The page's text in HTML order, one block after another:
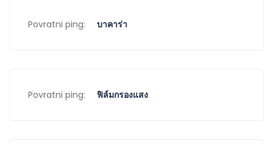
Povratni ping: บาคาร่า
Povratni ping: ฟิล์มกรองแสง